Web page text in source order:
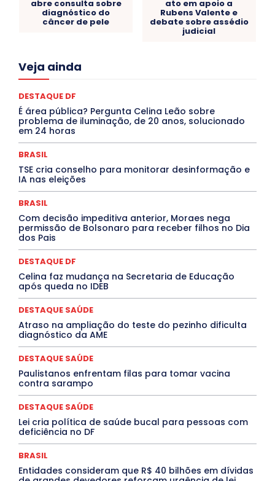
abre consulta sobre
diagnóstico do
câncer de pele
ato em apoio a
Rubens Valente e
debate sobre assédio
judicial
Veja ainda
Acre
Congressuanas & Esplanadumas
Cultura e Tal
DANÇA Dengue
Denuncia
DESTAQUE BRASIL
DESTAQUE DF
DESTAQUE SAÚDE
Especial
Espírito Santo ESPORTE
ESTÁGIO
EVENTOS
Febre Oropouche
FILMES
Goiás
Jogos Online
JUDICIÁRIO LITERATURA
Maranhão
Marburg
Mato Grosso
Mato Grosso do Sul
MEIO AMBIENTE
MÚSICA
O Plantonista Opinião Oropouche
Pará
Paraíba
PROCESSO SELETIVO
PUBLIEDITORIAL
QUALIFICAÇÃO PROFISSIONAL
RESIDÊNCIA
Rio de Janeiro
Santa Catarina
Saúde Agora
TÁ FROID?
TEATRO TECNOLOGIA
TIC TAC
Tocantins
DESTAQUE DF
É área pública? Pergunta Celina Leão sobre
problema de iluminação, de 20 anos, solucionado
em 24 horas
BRASIL
TSE cria conselho para monitorar desinformação e
IA nas eleições
BRASIL
Com decisão impeditiva anterior, Moraes nega
permissão de Bolsonaro para receber filhos no Dia
dos Pais
DESTAQUE DF
Celina faz mudança na Secretaria de Educação
após queda no IDEB
DESTAQUE SAÚDE
Atraso na ampliação do teste do pezinho dificulta
diagnóstico da AME
DESTAQUE SAÚDE
Paulistanos enfrentam filas para tomar vacina
contra sarampo
DESTAQUE SAÚDE
Lei cria política de saúde bucal para pessoas com
deficiência no DF
BRASIL
Entidades consideram que R$ 40 bilhões em dívidas